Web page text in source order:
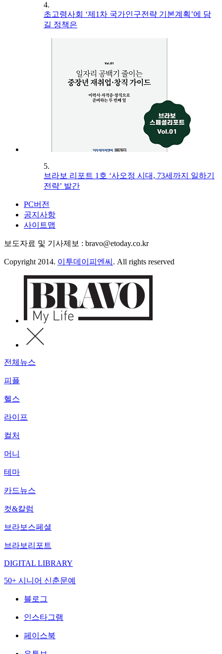
4.
초고령사회 ‘제1차 국가인구전략 기본계획’에 담
길 정책은
5.
브라보 리포트 1호 ‘사오정 시대, 73세까지 일하기
전략’ 발간
PC버전
공지사항
사이트맵
보도자료 및 기사제보 : bravo@etoday.co.kr
Copyright 2014. 이투데이피엔씨 . All rights reserved
전체뉴스
피플
헬스
라이프
컬처
머니
테마
카드뉴스
컷&칼럼
브라보스페셜
브라보리포트
DIGITAL LIBRARY
50+ 시니어 신춘문예
블로그
인스타그램
페이스북